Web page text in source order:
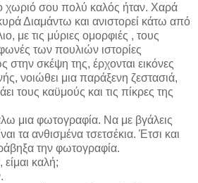
σου πολύ καλός ήταν. Χαρά
Διαμάντω και ανιστορεί κάτω από
με τις μύριες ομορφιές , τους
των πουλιών ιστορίες
σκέψη της, έρχονται εικόνες
νοιώθει μια παράξενη ζεστασιά,
τους καϋμούς και τις πίκρες της
μια φωτογραφία. Να με βγάλεις
τα ανθισμένα τσετσέκια. Έτσι και
την φωτογραφία.
είμαι καλή;